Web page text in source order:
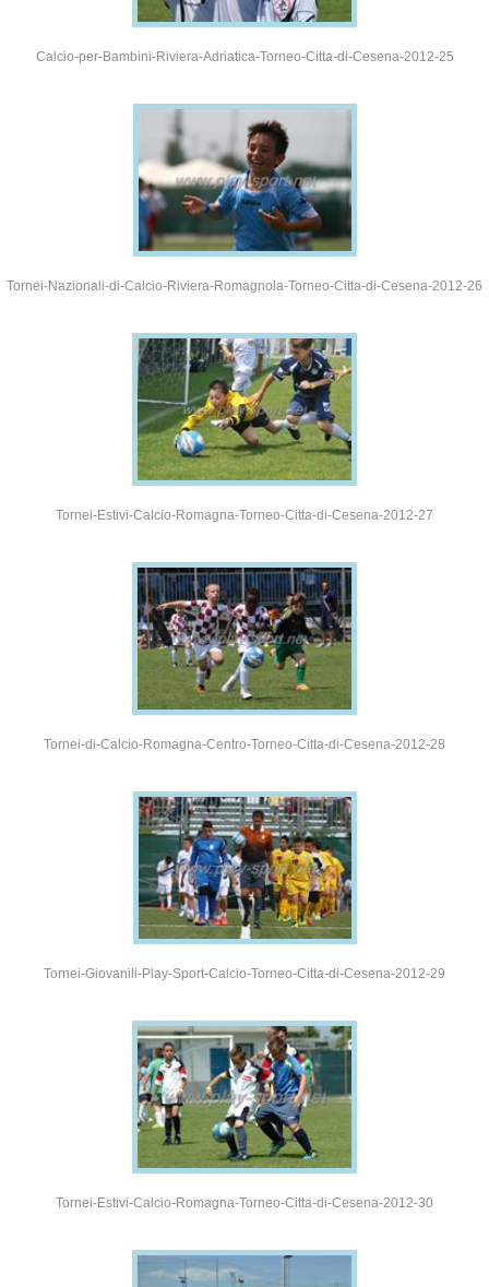
Calcio-per-Bambini-Riviera-Adriatica-Torneo-Citta-di-Cesena-2012-25
Tornei-Nazionali-di-Calcio-Riviera-Romagnola-Torneo-Citta-di-Cesena-2012-26
Tornei-Estivi-Calcio-Romagna-Torneo-Citta-di-Cesena-2012-27
Tornei-di-Calcio-Romagna-Centro-Torneo-Citta-di-Cesena-2012-28
Tornei-Giovanili-Play-Sport-Calcio-Torneo-Citta-di-Cesena-2012-29
Tornei-Estivi-Calcio-Romagna-Torneo-Citta-di-Cesena-2012-30